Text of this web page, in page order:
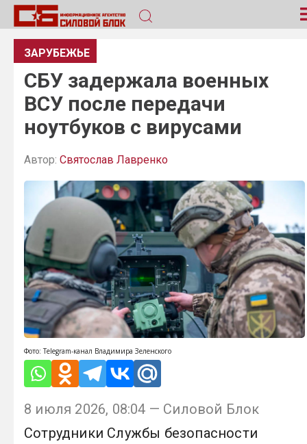
ЗАРУБЕЖЬЕ
СБУ задержала военных
ВСУ после передачи
ноутбуков с вирусами
Автор: Святослав Лавренко
Фото: Telegram-канал Владимира Зеленского
8 июля 2026, 08:04 — Силовой Блок
Сотрудники Службы безопасности